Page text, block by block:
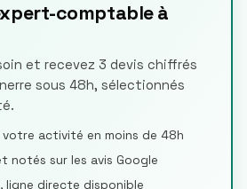
comptable à
et recevez 3 devis chiffrés
sous 48h, sélectionnés
activité en moins de 48h
notés sur les avis Google
ligne directe disponible